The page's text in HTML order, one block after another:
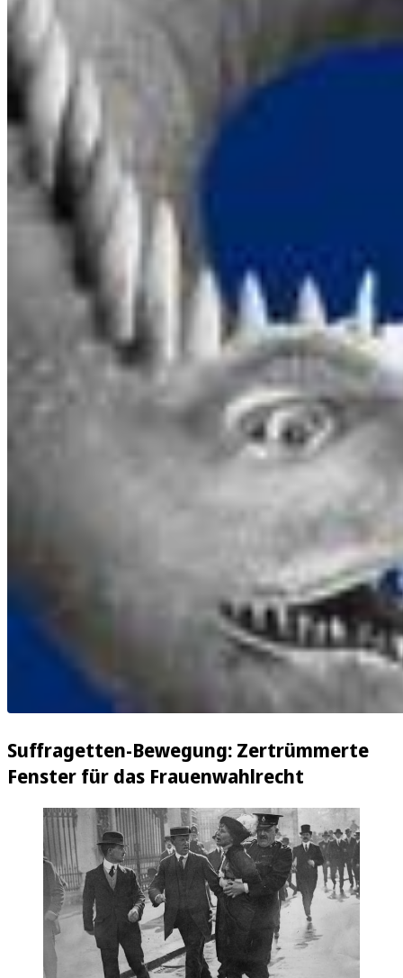
Suffragetten-Bewegung: Zertrümmerte
Fenster für das Frauenwahlrecht